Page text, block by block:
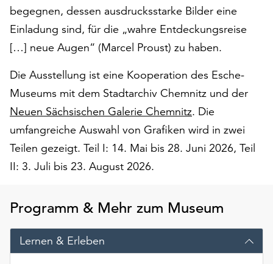
Möchten
Sie
die
verwendeten
anpassen,
erreichen
Sie
die
Einstellungen
über
die
Weitere
Informationen
finden
Sie
begegnen, dessen ausdrucksstarke Bilder eine
Einladung sind, für die „wahre Entdeckungsreise
[…] neue Augen“ (Marcel Proust) zu haben.
Die Ausstellung ist eine Kooperation des Esche-
Museums mit dem Stadtarchiv Chemnitz und der
Neuen Sächsischen Galerie Chemnitz. Die
umfangreiche Auswahl von Grafiken wird in zwei
Teilen gezeigt. Teil I: 14. Mai bis 28. Juni 2026, Teil
II: 3. Juli bis 23. August 2026.
Programm & Mehr zum Museum
Lernen & Erleben